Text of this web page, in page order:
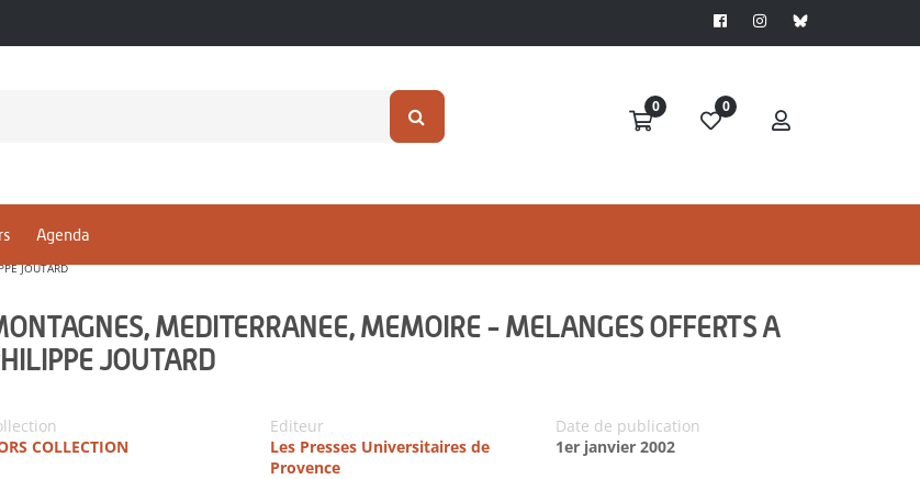
0 0
Agenda
JOUTARD
MEDITERRANEE, MEMOIRE - MELANGES OFFERTS A
JOUTARD
COLLECTION
Editeur
Les Presses Universitaires de
Provence
Date de publication
1er janvier 2002